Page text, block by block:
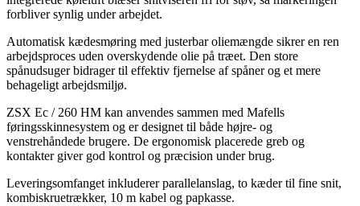
forbliver synlig under arbejdet.
Automatisk kædesmøring med justerbar oliemængde sikrer en ren
arbejdsproces uden overskydende olie på træet. Den store
spånudsuger bidrager til effektiv fjernelse af spåner og et mere
behageligt arbejdsmiljø.
ZSX Ec / 260 HM kan anvendes sammen med Mafells
føringsskinnesystem og er designet til både højre- og
venstrehåndede brugere. De ergonomisk placerede greb og
kontakter giver god kontrol og præcision under brug.
Leveringsomfanget inkluderer parallelanslag, to kæder til fine snit,
kombiskruetrækker, 10 m kabel og papkasse.